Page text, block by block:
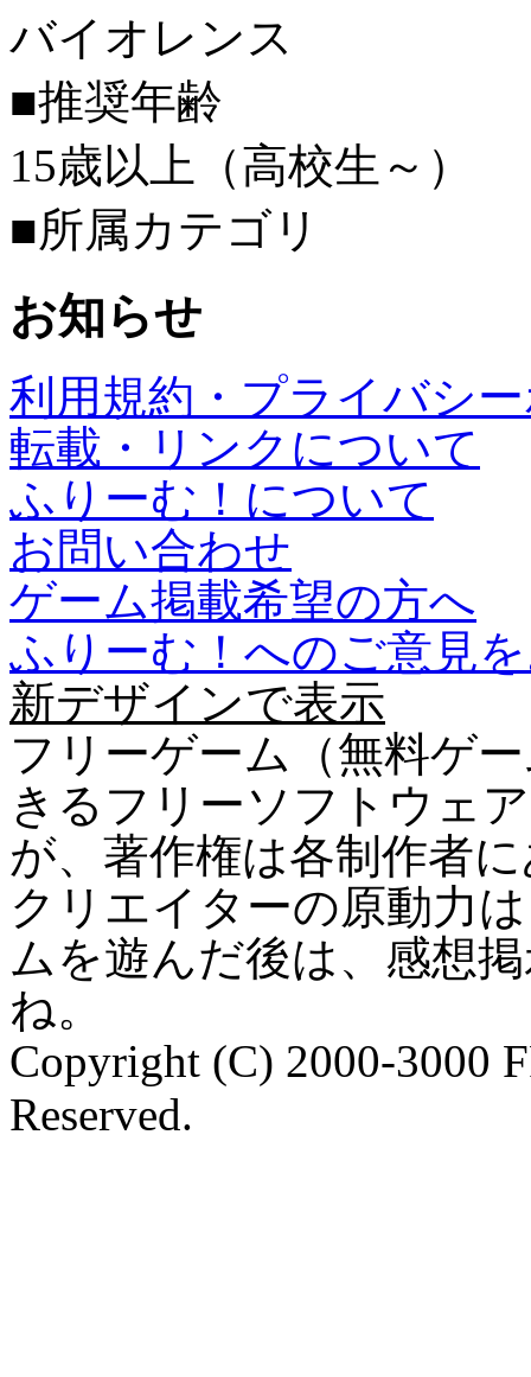
バイオレンス
■推奨年齢
15歳以上（高校生～）
■所属カテゴリ
お知らせ
利用規約・プライバシ
転載・リンクについて
ふりーむ！について
お問い合わせ
ゲーム掲載希望の方へ
ふりーむ！へのご意見
新デザインで表示
フリーゲーム（無料ゲ
きるフリーソフトウェ
が、著作権は各制作者
クリエイターの原動力
ムを遊んだ後は、感想
ね。
Copyright (C) 2000-3000
Reserved.